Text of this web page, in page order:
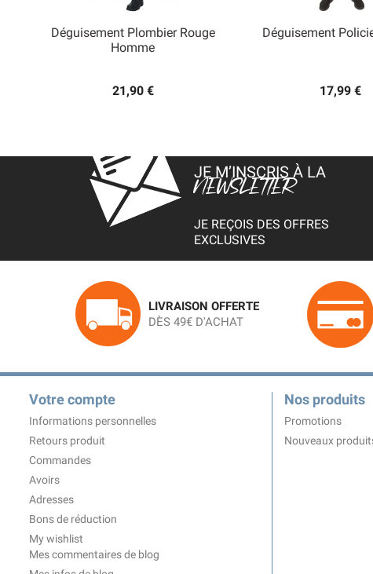
Déguisement Plombier Rouge
Homme
21,90 €
Aperçu rapide
Déguisement
17,99 €
JE M’INSCRIS À LA
NEWSLETTER
JE REÇOIS DES OFFRES
EXCLUSIVES
LIVRAISON OFFERTE
DÈS 49€ D'ACHAT
Votre compte
Informations personnelles
Retours produit
Commandes
Avoirs
Adresses
Bons de réduction
My wishlist
Mes commentaires de blog
Nos produits
Promotions
Nouveaux